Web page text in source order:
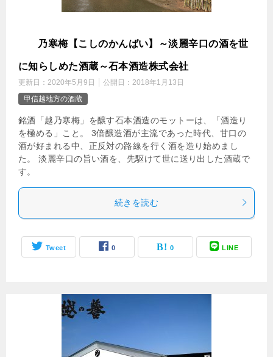
乃寒梅【こしのかんばい】～淡麗辛口の酒を世
に知らしめた酒蔵～石本酒造株式会社
更新日： 2020年5月9日 公開日： 2018年1月13日
甲信越地方の酒蔵
銘酒「越乃寒梅」を醸す石本酒造のモットーは、「酒造り
を極める」こと。 3倍醸造酒が主流であった時代、甘口の
酒が好まれる中、正反対の路線を行く酒を造り始めまし
た。 淡麗辛口の旨い酒を、先駆けて世に送り出した酒蔵で
す。
続きを読む
Tweet 0 0 LINE